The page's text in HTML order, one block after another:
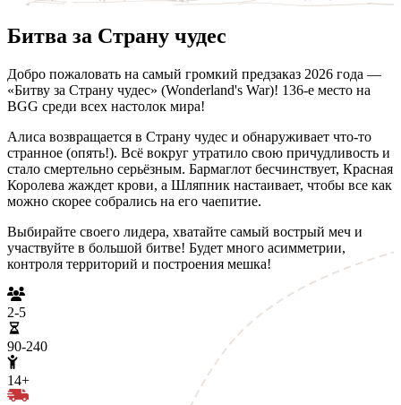
Битва за Страну чудес
Добро пожаловать на самый громкий предзаказ 2026 года —
«Битву за Страну чудес» (Wonderland's War)! 136-е место на
BGG среди всех настолок мира!
Алиса возвращается в Страну чудес и обнаруживает что-то
странное (опять!). Всё вокруг утратило свою причудливость и
стало смертельно серьёзным. Бармаглот бесчинствует, Красная
Королева жаждет крови, а Шляпник настаивает, чтобы все как
можно скорее собрались на его чаепитие.
Выбирайте своего лидера, хватайте самый вострый меч и
участвуйте в большой битве! Будет много асимметрии,
контроля территорий и построения мешка!
2-5
90-240
14+